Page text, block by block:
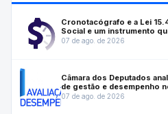
Cronotacógrafo e a Lei
Social e um instrumento
07 de ago. de 2026
Câmara dos Deputados
de gestão e desempenho
07 de ago. de 2026